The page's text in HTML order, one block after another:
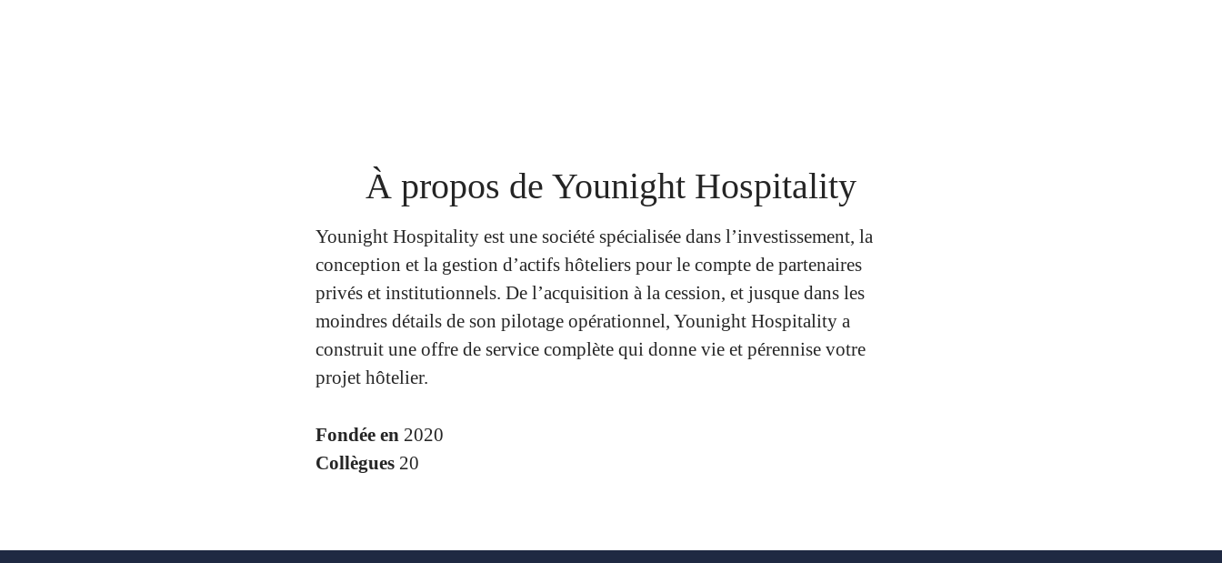
À propos de Younight Hospitality
Younight Hospitality est une société spécialisée dans l’investissement, la
conception et la gestion d’actifs hôteliers pour le compte de partenaires
privés et institutionnels. De l’acquisition à la cession, et jusque dans les
moindres détails de son pilotage opérationnel, Younight Hospitality a
construit une offre de service complète qui donne vie et pérennise votre
projet hôtelier.
Fondée en 2020
Collègues 20